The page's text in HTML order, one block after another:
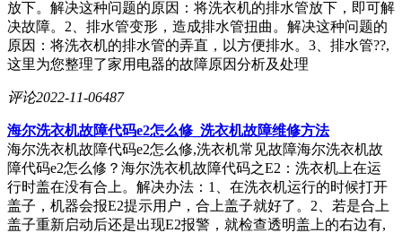
放下。解决这种问题的原因：将洗衣机的排水管放下，即可解
决故障。2、排水管变形，造成排水管扭曲。解决这种问题的
原因：将洗衣机的排水管的弄直，以方便排水。3、排水管??,
这里为您整理了家用电器的故障原因分析及处理
评论2022-11-06487
海尔洗衣机故障代码e2怎么修_洗衣机故障维修方法
海尔洗衣机故障代码e2怎么修,洗衣机常见故障海尔洗衣机故
障代码e2怎么修？海尔洗衣机故障代码之E2：洗衣机上在运
行时盖在没有合上。解决办法：1、在洗衣机运行的时候打开
盖子，机器会报E2提示用户，合上盖子就好了。2、若是合上
盖子重新启动后还是出现E2报警，就检查透明盖上的右边有,